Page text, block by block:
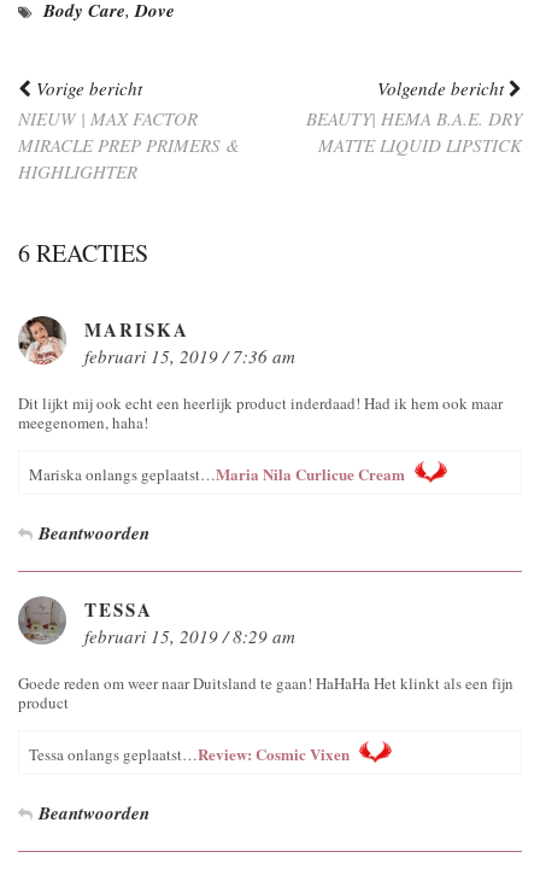
Body Care,Dove
Vorige bericht
NIEUW | MAX FACTOR
MIRACLE PREP PRIMERS &
HIGHLIGHTER
Volgende bericht
BEAUTY| HEMA B.A.E. DRY
MATTE LIQUID LIPSTICK
6 REACTIES
MARISKA
februari 15, 2019 / 7:36 am
Dit lijkt mij ook echt een heerlijk product inderdaad! Had ik hem ook maar
meegenomen, haha!
Mariska onlangs geplaatst…Maria Nila Curlicue Cream
Beantwoorden
TESSA
februari 15, 2019 / 8:29 am
Goede reden om weer naar Duitsland te gaan! HaHaHa Het klinkt als een fijn
product
Tessa onlangs geplaatst…Review: Cosmic Vixen
Beantwoorden